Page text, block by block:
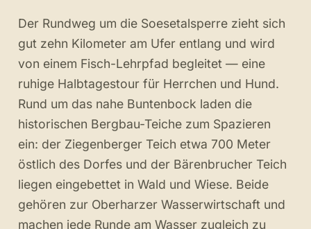
Der Rundweg um die Soesetalsperre zieht sich
gut zehn Kilometer am Ufer entlang und wird
von einem Fisch-Lehrpfad begleitet — eine
ruhige Halbtagestour für Herrchen und Hund.
Rund um das nahe Buntenbock laden die
historischen Bergbau-Teiche zum Spazieren
ein: der Ziegenberger Teich etwa 700 Meter
östlich des Dorfes und der Bärenbrucher Teich
liegen eingebettet in Wald und Wiese. Beide
gehören zur Oberharzer Wasserwirtschaft und
machen jede Runde am Wasser zugleich zu